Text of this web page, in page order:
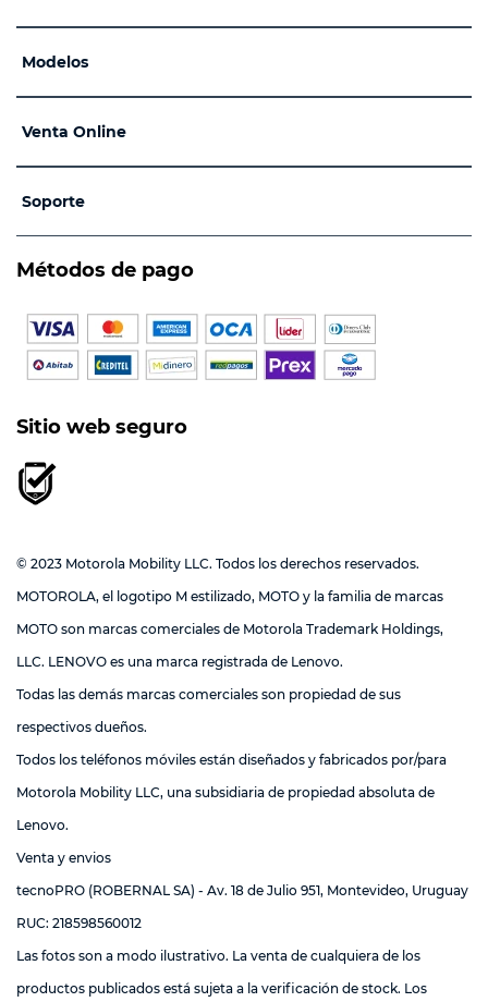
Modelos
Venta Online
Soporte
Métodos de pago
Sitio web seguro
© 2023 Motorola Mobility LLC. Todos los derechos reservados.
MOTOROLA, el logotipo M estilizado, MOTO y la familia de marcas
MOTO son marcas comerciales de Motorola Trademark Holdings,
LLC. LENOVO es una marca registrada de Lenovo.
Todas las demás marcas comerciales son propiedad de sus
respectivos dueños.
Todos los teléfonos móviles están diseñados y fabricados por/para
Motorola Mobility LLC, una subsidiaria de propiedad absoluta de
Lenovo.
Venta y envios
tecnoPRO (ROBERNAL SA) - Av. 18 de Julio 951, Montevideo, Uruguay
RUC: 218598560012
Las fotos son a modo ilustrativo. La venta de cualquiera de los
productos publicados está sujeta a la verificación de stock. Los